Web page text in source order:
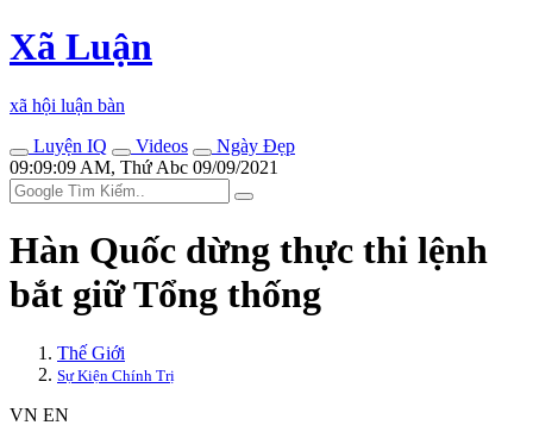
Xã Luận
xã hội luận bàn
Luyện IQ
Videos
Ngày Đẹp
09:09:09 AM, Thứ Abc 09/09/2021
Hàn Quốc dừng thực thi lệnh
bắt giữ Tổng thống
Thế Giới
Sự Kiện Chính Trị
VN EN